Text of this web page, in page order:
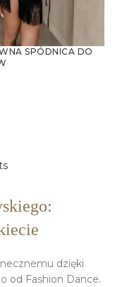
SPÓDNICA DO
I FRĘDZLAMI
dzięki
od Fashion Dance.